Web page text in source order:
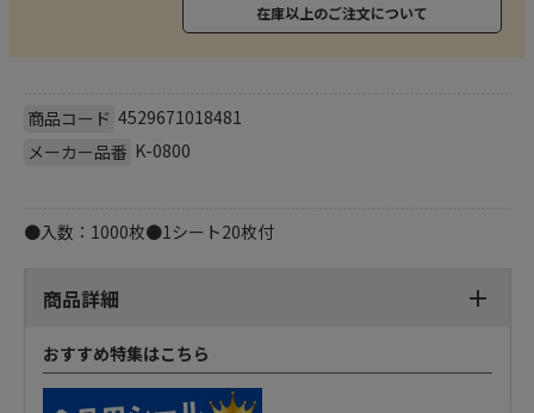
在庫以上のご注文について
商品コード 4529671018481
メーカー品番 K-0800
●入数：1000枚●1シート20枚付
商品詳細
おすすめ特集はこちら